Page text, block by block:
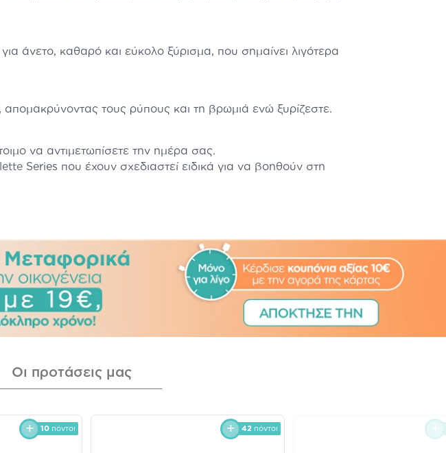
άνετο, καθαρό και εύκολο ξύρισμα, που σημαίνει λιγότερα
τους ρύπους και τη βρωμιά ενώ ξυρίζεστε.
να αντιμετωπίσετε την ημέρα σας.
Series που έχουν σχεδιαστεί ειδικά για να βοηθούν στη
Οι προτάσεις μας
10 πόντοι 42 πόντοι